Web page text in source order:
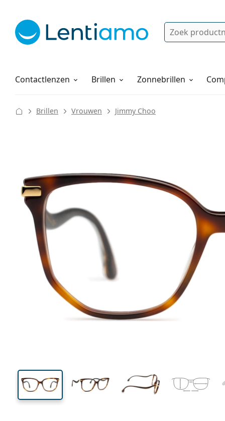
Zoek
Contactlenzen
Lenzenvloeistoffen Brillen Zonnebrillen
Hoe bestellen
Brillen Vrouwen Jimmy Choo
130 mm
Breedte
48 mm
Glashoogte Glasbreedte